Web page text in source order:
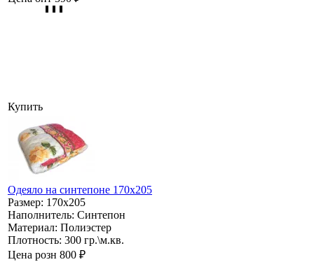
Купить
Одеяло на синтепоне 170х205
Размер: 170х205
Наполнитель: Синтепон
Материал: Полиэстер
Плотность: 300 гр.\м.кв.
Цена розн 800 ₽